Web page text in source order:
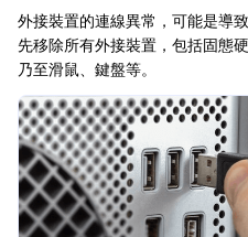
外接裝置的連線異常，可能是導
先移除所有外接裝置，包括固態
乃至滑鼠、鍵盤等。